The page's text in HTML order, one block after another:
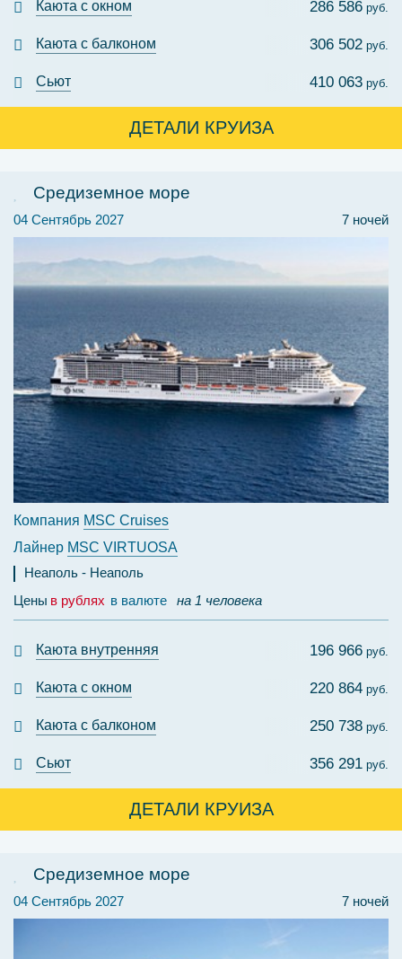
Каюта с окном 286 586 руб.
Каюта с балконом 306 502 руб.
Сьют 410 063 руб.
ДЕТАЛИ КРУИЗА
Средиземное море
7 ночей
04 Сентябрь 2027
Компания MSC Cruises
Лайнер MSC VIRTUOSA
Неаполь
Неаполь
Цены в рублях в валюте на 1 человека
Каюта внутренняя 196 966 руб.
Каюта с окном 220 864 руб.
Каюта с балконом 250 738 руб.
Сьют 356 291 руб.
ДЕТАЛИ КРУИЗА
Средиземное море
7 ночей
04 Сентябрь 2027